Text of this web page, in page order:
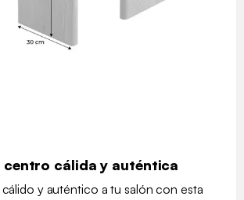
centro cálida y auténtica
y auténtico a tu salón con esta